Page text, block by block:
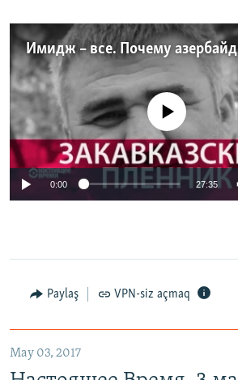
No media source currently
0:00 27:35
Paylaş VPN-siz açmaq
May 03, 2017